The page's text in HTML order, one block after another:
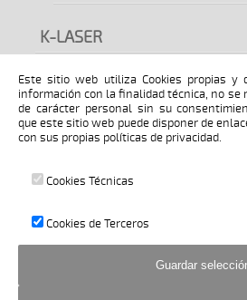
K-LASER
MUTUAS
EQUIPO
BLOG
CONTACTO
Este sitio web utiliza Cookies propias y
información con la finalidad técnica, no se
de carácter personal sin su
que este sitio web puede disponer de
con sus propias políticas de privacidad.
Cookies Técnicas
Cookies de Terceros